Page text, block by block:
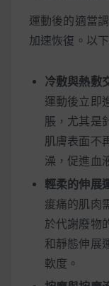
運動後的適當
加速恢復。以
冷敷與熱敷
運動後立即
脹，尤其是
肌膚表面不
澡，促進血
輕柔的伸展
痠痛的肌肉
於代謝廢物
和靜態伸展
軟度。